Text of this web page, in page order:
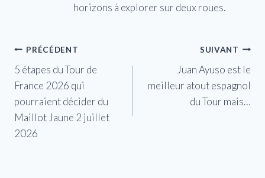
horizons à explorer sur deux roues.
Navigation
de
l’article
PRÉCÉDENT
5 étapes du Tour de
France 2026 qui
pourraient décider du
Maillot Jaune 2 juillet
2026
SUIVANT
Juan Ayuso est le
meilleur atout espagnol
du Tour mais…